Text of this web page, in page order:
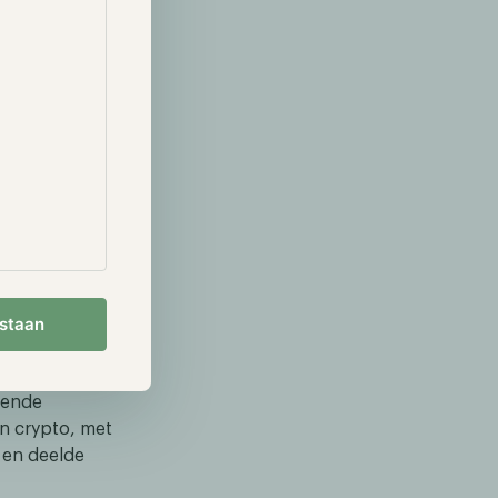
en ontving
te
wordt
blijft hij
van het
crypto, met
deelde